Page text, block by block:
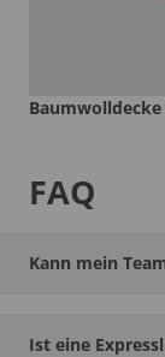
Baumwolldecke
FAQ
Kann mein
Ist eine